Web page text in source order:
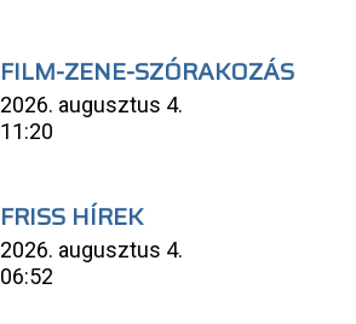
FILM-ZENE-SZÓRAKOZÁS
2026. augusztus 4.
11:20
FRISS HÍREK
2026. augusztus 4.
06:52